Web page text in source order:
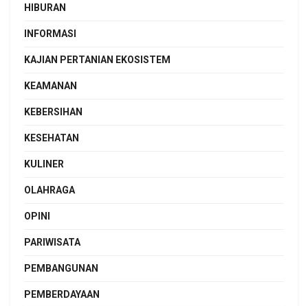
HIBURAN
INFORMASI
KAJIAN PERTANIAN EKOSISTEM
KEAMANAN
KEBERSIHAN
KESEHATAN
KULINER
OLAHRAGA
OPINI
PARIWISATA
PEMBANGUNAN
PEMBERDAYAAN